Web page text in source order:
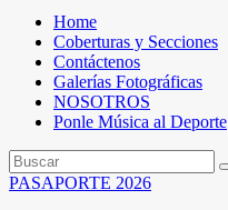
Home
Coberturas y Secciones
Contáctenos
Galerías Fotográficas
NOSOTROS
Ponle Música al Deporte
PASAPORTE 2026